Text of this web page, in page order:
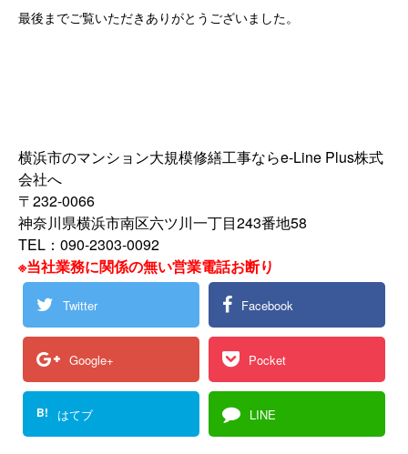
最後までご覧いただきありがとうございました。
横浜市のマンション大規模修繕工事ならe-Line Plus株式
会社へ
〒232-0066
神奈川県横浜市南区六ツ川一丁目243番地58
TEL：090-2303-0092
※当社業務に関係の無い営業電話お断り
Twitter Facebook
Google+ Pocket
B! はてブ LINE